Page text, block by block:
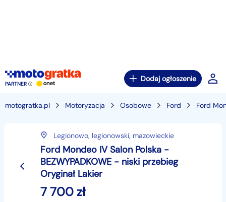
PARTNER
Dodaj ogłoszenie
motogratka.pl Motoryzacja Osobowe Ford Ford
Legionowo, legionowski, mazowieckie
Ford Mondeo IV Salon Polska -
BEZWYPADKOWE - niski przebieg
Oryginał Lakier
7 700zł